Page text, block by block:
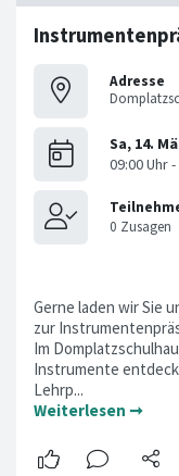
Adresse
Gerne laden wir Sie
zur
Im
Instrumente
Lehrp...
Weiterlesen ➞